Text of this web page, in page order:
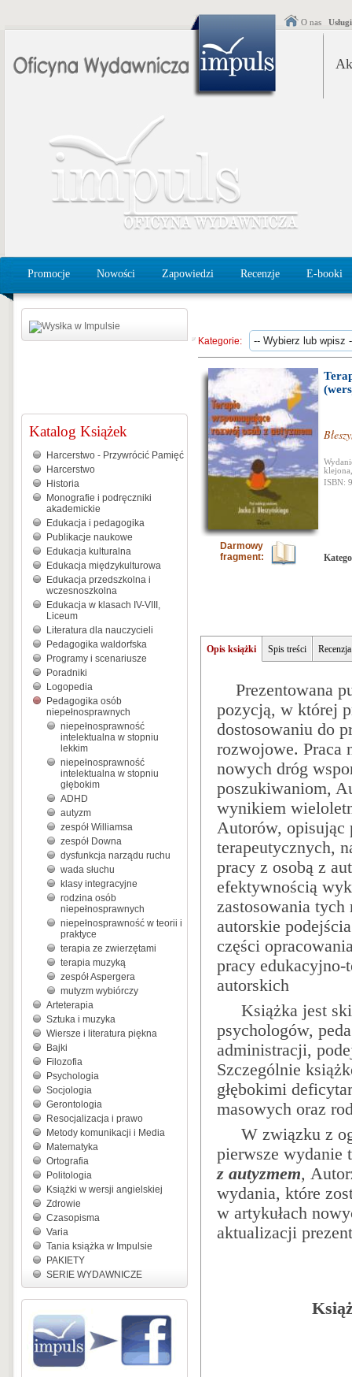
O nas
Promocje Nowości Zapowiedzi Recenzje E-booki
Katalog Książek
Harcerstwo - Przywrócić Pamięć
Harcerstwo
Historia
Monografie i podręczniki
akademickie
Edukacja i pedagogika
Publikacje naukowe
Edukacja kulturalna
Edukacja międzykulturowa
Edukacja przedszkolna i
wczesnoszkolna
Edukacja w klasach IV-VIII,
Liceum
Literatura dla nauczycieli
Pedagogika waldorfska
Programy i scenariusze
Poradniki
Logopedia
Pedagogika osób
niepełnosprawnych
niepełnosprawność
intelektualna w stopniu
lekkim
niepełnosprawność
intelektualna w stopniu
głębokim
ADHD
autyzm
zespół Williamsa
zespół Downa
dysfunkcja narządu ruchu
wada słuchu
klasy integracyjne
rodzina osób
niepełnosprawnych
niepełnosprawność w teorii i
praktyce
terapia ze zwierzętami
terapia muzyką
zespół Aspergera
mutyzm wybiórczy
Arteterapia
Sztuka i muzyka
Wiersze i literatura piękna
Bajki
Filozofia
Psychologia
Socjologia
Gerontologia
Resocjalizacja i prawo
Metody komunikacji i Media
Matematyka
Ortografia
Politologia
Książki w wersji angielskiej
Zdrowie
Czasopisma
Varia
Tania książka w Impulsie
PAKIETY
SERIE WYDAWNICZE
Kategorie:
Darmowy
fragment:
ISBN:
Opis książki Spis treści Recenzja
Prezentowana
pozycją, w której
dostosowaniu do
rozwojowe. Praca
nowych dróg
poszukiwaniom,
wynikiem
Autorów, opisując
terapeutycznych,
pracy z osobą z
efektywnością
zastosowania tych
autorskie
części
pracy edukacyjno-
autorskich
Książka jest
psychologów,
administracji,
Szczególnie
głębokimi
masowych oraz
W związku z
pierwsze wydanie
z autyzmem,
wydania, które
w artykułach
aktualizacji